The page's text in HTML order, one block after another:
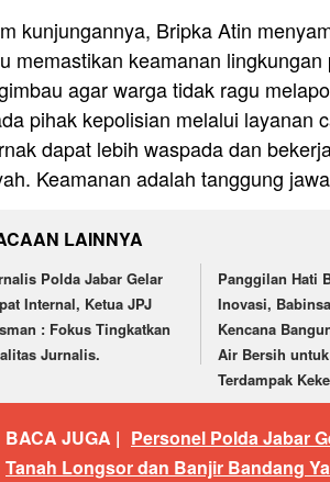
kunjungannya, Bripka Atin
memastikan keamanan
agar warga tidak ragu
pihak kepolisian melalui layanan
dapat lebih waspada dan
Keamanan adalah tanggung
LAINNYA
Polda Jabar Gelar
Internal, Ketua JPJ
: Fokus Tingkatkan
Jurnalis.
Panggilan Hati
Inovasi,
Kencana
Air Bersih
Terdampak
BACA JUGA | Personel Polda Jabar
Tanah Longsor dan Banjir Bandang